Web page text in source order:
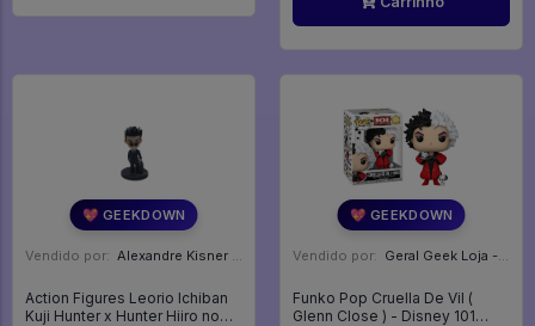
💖 GEEKDOWN
Vendido por: Alexandre Kisner - PR
Action Figures Leorio Ichiban
Kuji Hunter x Hunter Hiiro no
💖 GEEKDOWN
Vendido por: Geral Geek Loja - SP
Funko Pop Cruella De Vil (
Glenn Close ) - Disney 101